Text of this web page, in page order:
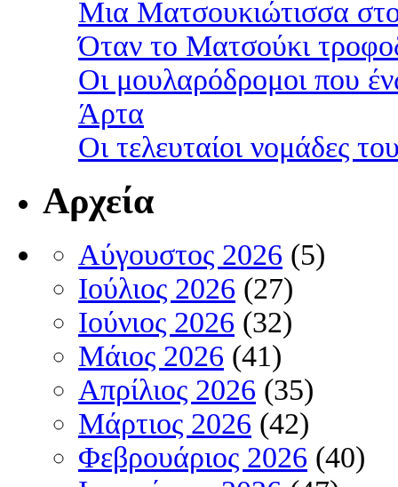
Μια Ματσουκιώτισσα
Όταν το Ματσούκι
Οι μουλαρόδρομοι που
Άρτα
Οι τελευταίοι νομάδες
Αρχεία
Αύγουστος 2026 (5)
Ιούλιος 2026 (27)
Ιούνιος 2026 (32)
Μάιος 2026 (41)
Απρίλιος 2026 (35)
Μάρτιος 2026 (42)
Φεβρουάριος 2026 (40)